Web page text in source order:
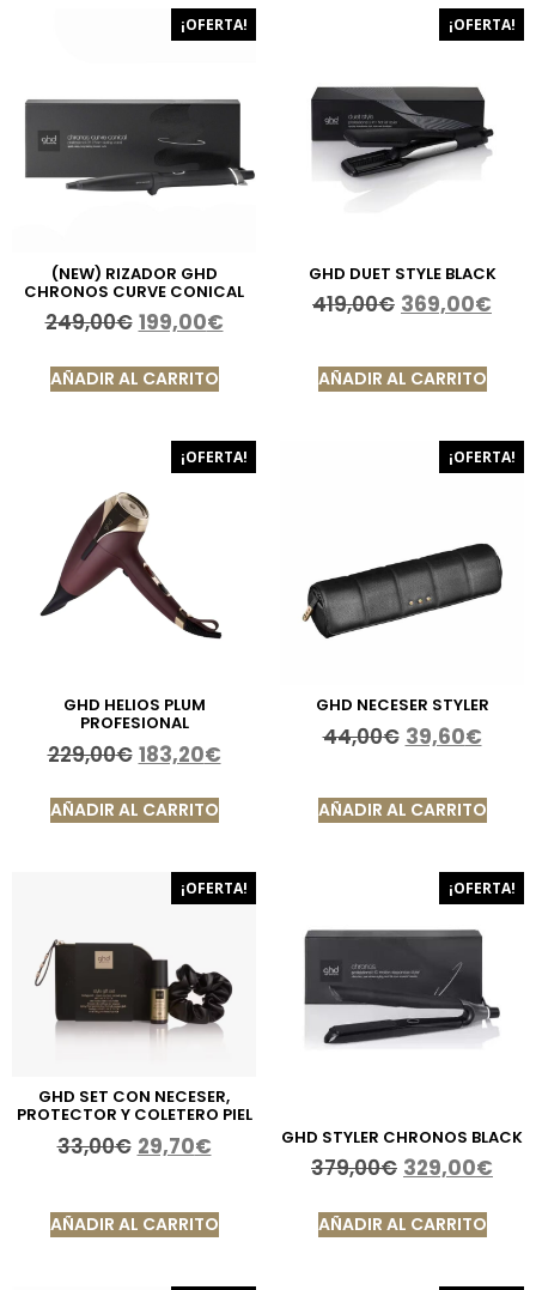
¡OFERTA!
(NEW) RIZADOR GHD
CHRONOS CURVE CONICAL
249,00€ 199,00€
AÑADIR AL CARRITO
¡OFERTA!
GHD DUET STYLE BLACK
419,00€ 369,00€
AÑADIR AL CARRITO
¡OFERTA!
GHD HELIOS PLUM
PROFESIONAL
229,00€ 183,20€
AÑADIR AL CARRITO
¡OFERTA!
GHD NECESER STYLER
44,00€ 39,60€
AÑADIR AL CARRITO
¡OFERTA!
GHD SET CON NECESER,
PROTECTOR Y COLETERO PIEL
33,00€ 29,70€
AÑADIR AL CARRITO
¡OFERTA!
GHD STYLER CHRONOS BLACK
379,00€ 329,00€
AÑADIR AL CARRITO